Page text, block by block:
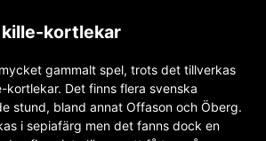
kortlekar
gammalt spel, trots det tillverkas
Det finns flera svenska
stund, bland annat Offason och Öberg.
i sepiafärg men det fanns dock en